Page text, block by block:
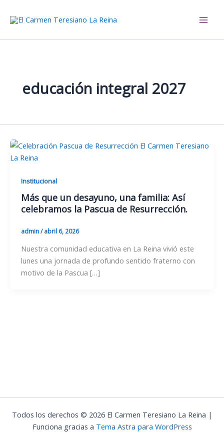
educación integral 2027
Institucional
Más que un desayuno, una familia: Así
celebramos la Pascua de Resurrección.
admin/abril 6, 2026
Nuestra comunidad educativa en La Reina vivió este
lunes una jornada de profundo sentido fraterno con
motivo de la Pascua […]
Todos los derechos © 2026 El Carmen Teresiano La Reina |
Funciona gracias a Tema Astra para WordPress